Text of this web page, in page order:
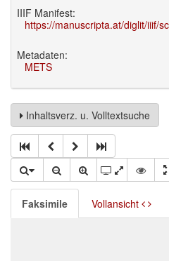
IIIF Manifest:
https://manuscripta.at/diglit/iiif/
Metadaten:
METS
Inhaltsverz. u. Volltextsuche
Faksimile Vollansicht